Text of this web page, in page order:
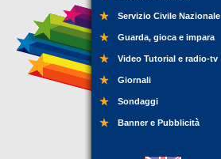
Servizio Civile Nazionale
Guarda, gioca e impara
Video Tutorial e radio-tv
Giornali
Sondaggi
Banner e Pubblicità